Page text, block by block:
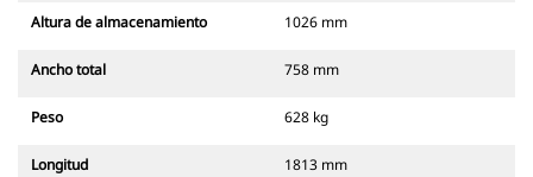
Altura de almacenamiento 1026 mm
Ancho total 758 mm
Peso 628 kg
Longitud 1813 mm